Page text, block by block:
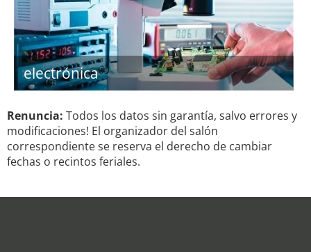
electrónica
Renuncia: Todos los datos sin garantía, salvo errores y
modificaciones! El organizador del salón
correspondiente se reserva el derecho de cambiar
fechas o recintos feriales.